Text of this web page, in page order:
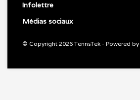
Infolettre
Médias sociaux
© Copyright 2026 TennsTek - Powered by